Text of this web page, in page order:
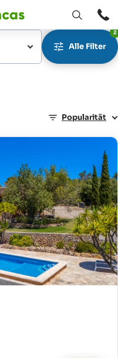
Fenster
Öffnen
Alle Filter
2
Popularität